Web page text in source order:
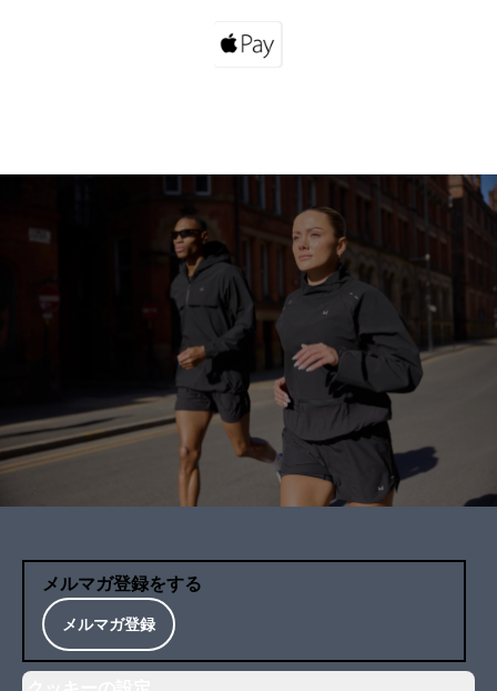
メルマガ登録をする
メルマガ登録